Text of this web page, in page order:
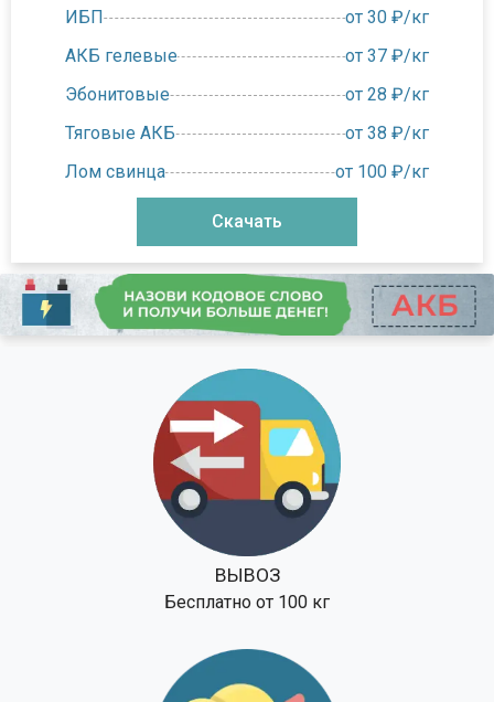
ИБП
от 30 ₽/кг
АКБ гелевые
от 37 ₽/кг
Эбонитовые
от 28 ₽/кг
Тяговые АКБ
от 38 ₽/кг
Лом свинца
от 100 ₽/кг
Скачать
ВЫВОЗ
Бесплатно от 100 кг